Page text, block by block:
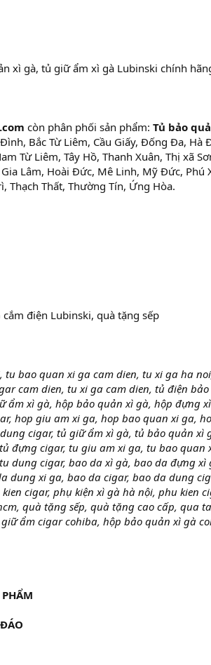
xì gà, tủ giữ ẩm xì gà Lubinski chính
còn phân phối sản phẩm: Tủ bảo
Bắc Từ Liêm, Cầu Giấy, Đống Đa, Hà
Từ Liêm, Tây Hồ, Thanh Xuân, Thị xã
Lâm, Hoài Đức, Mê Linh, Mỹ Đức, Phú
Thạch Thất, Thường Tín, Ứng Hòa.
điện Lubinski, quà tặng sếp
tu bao quan xi ga cam dien, tu xi ga ha
cam dien, tu xi ga cam dien, tủ điện
ẩm xì gà, hộp bảo quản xì gà, hộp đựng
hop giu am xi ga, hop bao quan xi ga,
cigar, tủ giữ ẩm xì gà, tủ bảo quản xì
đựng cigar, tu giu am xi ga, tu bao
dung cigar, bao da xì gà, bao da đựng
dung xi ga, bao da cigar, bao da dung
cigar, phụ kiện xì gà hà nội, phu kien
quà tặng sếp, quà tặng cao cấp, qua
ẩm cigar cohiba, hộp bảo quản xì gà